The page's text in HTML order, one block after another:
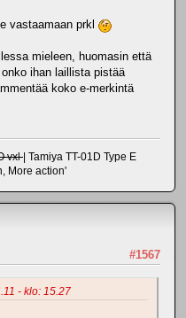
vastaamaan prkl
mieleen, huomasin että
ihan laillista pistää
koko e-merkintä
vxl | Tamiya TT-01D Type E
More action'
#1567
- klo: 15.27